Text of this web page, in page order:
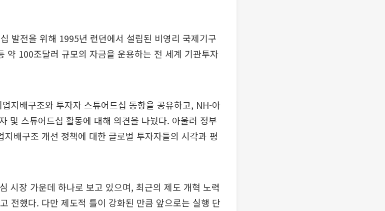
발전을 위해 1995년 런던에서 설립된 비영리 국제기구
약 100조달러 규모의 자금을 운용하는 전 세계 기관투자
지배구조와 투자자 스튜어드십 동향을 공유하고, NH-아
및 스튜어드십 활동에 대해 의견을 나눴다. 아울러 정부
배구조 개선 정책에 대한 글로벌 투자자들의 시각과 평
시장 가운데 하나로 보고 있으며, 최근의 제도 개혁 노력
전했다. 다만 제도적 틀이 강화된 만큼 앞으로는 실행 단